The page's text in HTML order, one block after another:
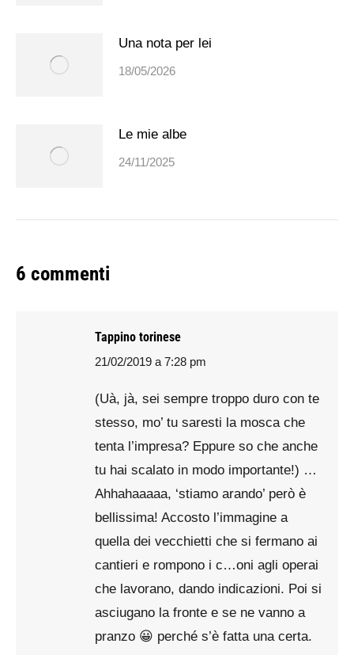
Una nota per lei
18/05/2026
Le mie albe
24/11/2025
6 commenti
Tappino torinese
says:
21/02/2019 a 7:28 pm
(Uà, jà, sei sempre troppo duro con te
stesso, mo’ tu saresti la mosca che
tenta l’impresa? Eppure so che anche
tu hai scalato in modo importante!) …
Ahhahaaaaa, ‘stiamo arando’ però è
bellissima! Accosto l’immagine a
quella dei vecchietti che si fermano ai
cantieri e rompono i c…oni agli operai
che lavorano, dando indicazioni. Poi si
asciugano la fronte e se ne vanno a
pranzo 😀 perché s’è fatta una certa.